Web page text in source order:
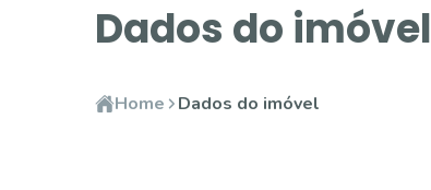
Dados do imóvel
Home Dados do imóvel